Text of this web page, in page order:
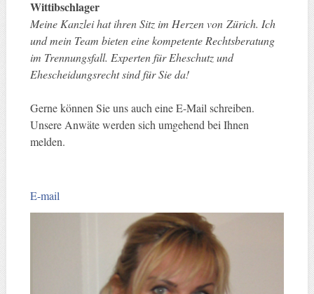
Wittibschlager
Meine Kanzlei hat ihren Sitz im Herzen von Zürich. Ich
und mein Team bieten eine kompetente Rechtsberatung
im Trennungsfall. Experten für Eheschutz und
Ehescheidungsrecht sind für Sie da!
Gerne können Sie uns auch eine E-Mail schreiben.
Unsere Anwäte werden sich umgehend bei Ihnen
melden.
E-mail